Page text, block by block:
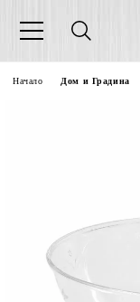
Начало Дом и Градина